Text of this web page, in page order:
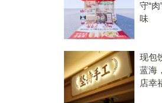
守“
味
现包
蓝海
店幸